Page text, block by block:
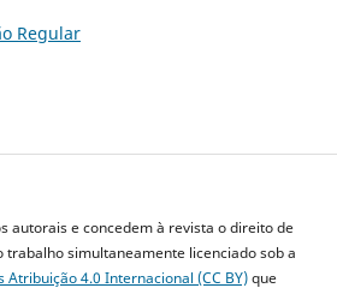
Regular
autorais e concedem à revista o direito de
trabalho simultaneamente licenciado sob a
Atribuição 4.0 Internacional (CC BY)que